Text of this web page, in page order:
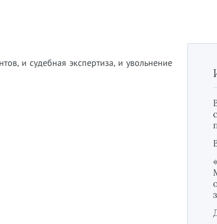
и судебная экспертиза, и увольнение